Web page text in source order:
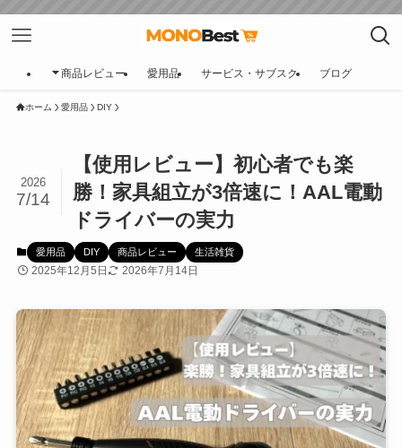
商品レビュー 愛用品 サービス・サブスク ブログ
ホーム 愛用品 DIY
【使用レビュー】初心者でも楽
勝！家具組立が3倍速に！AAL電動
ドライバーの実力
2026
7/14
愛用品 DIY 商品レビュー 生活雑貨
2025年12月5日 2026年7月14日